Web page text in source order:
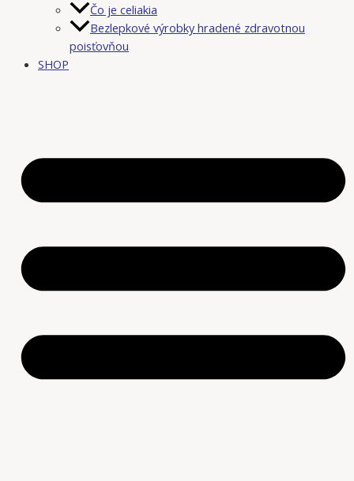
Čo je celiakia
Bezlepkové výrobky hradené zdravotnou
poisťovňou
SHOP